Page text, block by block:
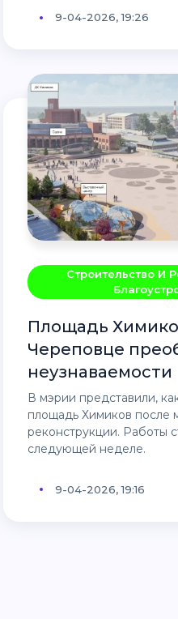
9-04-2026, 19:26
Строительство И
Площадь Химиков в
Череповце
неузнаваемости
В мэрии представили, как будет выглядеть
площадь Химиков после
реконструкции. Работы
следующей неделе.
9-04-2026, 19:16